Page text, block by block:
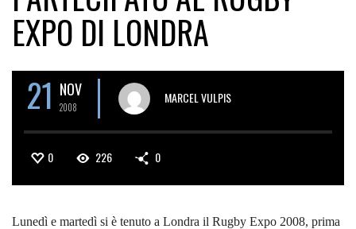
EXPO DI LONDRA
21 NOV
2008
MARCEL VULPIS
0 226 0
Lunedì e martedì si è tenuto a Londra il Rugby Expo 2008, prima